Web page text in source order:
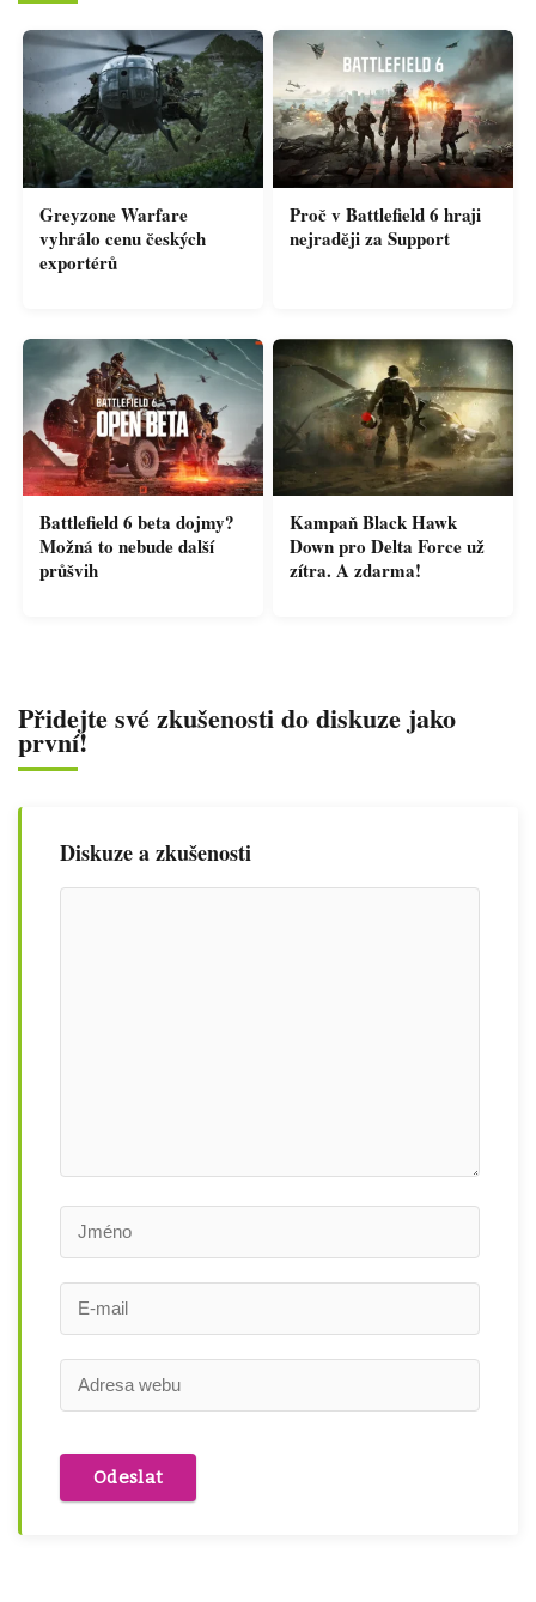
Greyzone Warfare
vyhrálo cenu českých
exportérů
Proč v Battlefield 6 hraji
nejraději za Support
Battlefield 6 beta dojmy?
Možná to nebude další
průšvih
Kampaň Black Hawk
Down pro Delta Force už
zítra. A zdarma!
Přidejte své zkušenosti do diskuze jako
první!
Diskuze a zkušenosti